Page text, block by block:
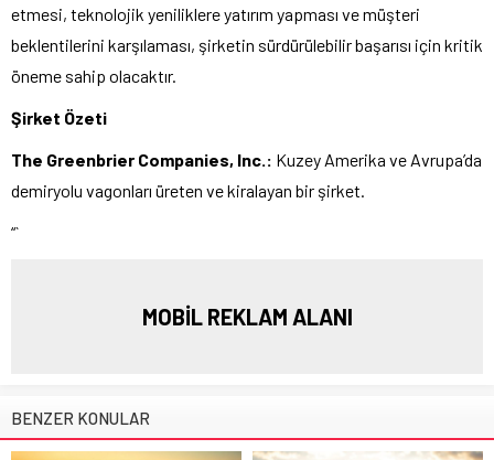
etmesi, teknolojik yeniliklere yatırım yapması ve müşteri
beklentilerini karşılaması, şirketin sürdürülebilir başarısı için kritik
öneme sahip olacaktır.
Şirket Özeti
The Greenbrier Companies, Inc.: Kuzey Amerika ve Avrupa’da
demiryolu vagonları üreten ve kiralayan bir şirket.
“`
MOBİL REKLAM ALANI
BENZER KONULAR